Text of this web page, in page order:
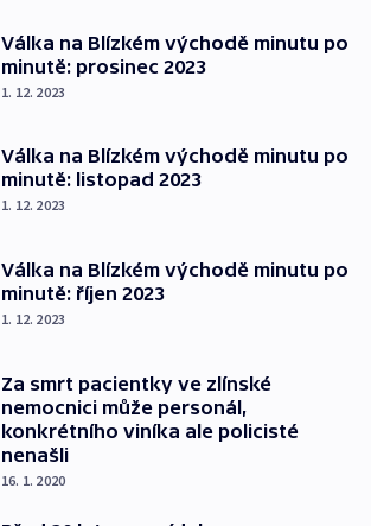
Válka na Blízkém východě minutu po
minutě: prosinec 2023
1. 12. 2023
Válka na Blízkém východě minutu po
minutě: listopad 2023
1. 12. 2023
Válka na Blízkém východě minutu po
minutě: říjen 2023
1. 12. 2023
Za smrt pacientky ve zlínské
nemocnici může personál,
konkrétního viníka ale policisté
nenašli
16. 1. 2020